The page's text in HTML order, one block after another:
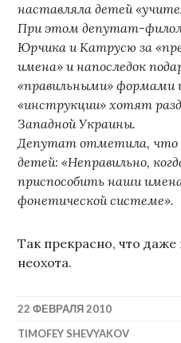
наставляла детей
При этом депутат-
Юрчика и Катрусю за
имена» и напоследок
«правильными» формами
«инструкции» хотят
Западной Украины.
Депутат отметила, что
детей: «Неправильно,
приспособить наши
фонетической системе».
Так прекрасно, что
неохота.
22 ФЕВРАЛЯ 2010
TIMOFEY SHEVYAKOV